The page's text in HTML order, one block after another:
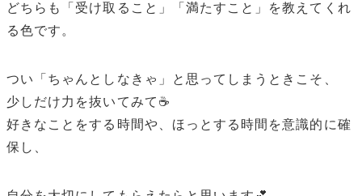
どちらも「受け取ること」「満たすこと」を教えてくれ
る色です。
つい「ちゃんとしなきゃ」と思ってしまうときこそ、
少しだけ力を抜いてみて☕️
好きなことをする時間や、ほっとする時間を意識的に確
保し、